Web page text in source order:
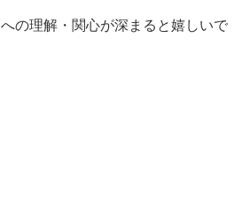
の理解・関心が深まると嬉しいで